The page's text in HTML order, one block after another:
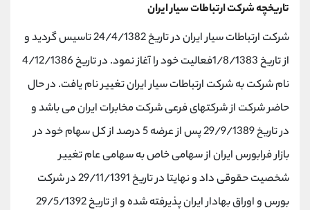
تاریخچه شركت ارتباطات سيار ايران
شرکت ارتباطات سیار ایران در تاریخ 24/4/1382 تاسیس گردید و
از تاریخ 1/8/1383فعالیت خود را آغاز نمود. در تاریخ 4/12/1386
نام شرکت به شرکت ارتباطات سیار ایران تغییر نام یافت. در حال
حاضر شرکت از شرکتهای فرعی شرکت مخابرات ایران می باشد و
در تاریخ 29/9/1389 پس از عرضه 5 درصد از کل سهام خود در
بازار فرابورس ایران از سهامی خاص به سهامی عام تغییر
شخصیت حقوقی داد و نهایتا در تاریخ 29/11/1391 در شرکت
بورس و اوراق بهادار ایران پذیرفته شده و از تاریخ 29/5/1392